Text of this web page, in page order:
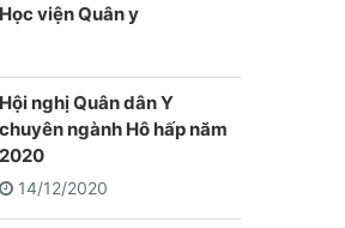
Học viện Quân y
Hội nghị Quân dân Y
chuyên ngành Hô hấp năm
2020
14/12/2020